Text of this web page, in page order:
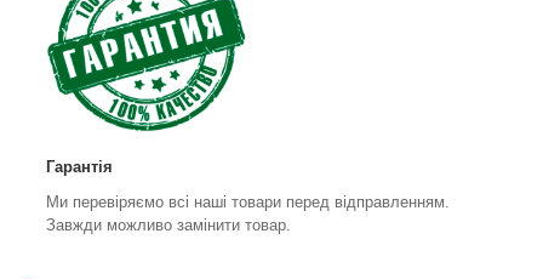
Гарантія
Ми перевіряємо всі наші товари перед відправленням.
Завжди можливо замінити товар.